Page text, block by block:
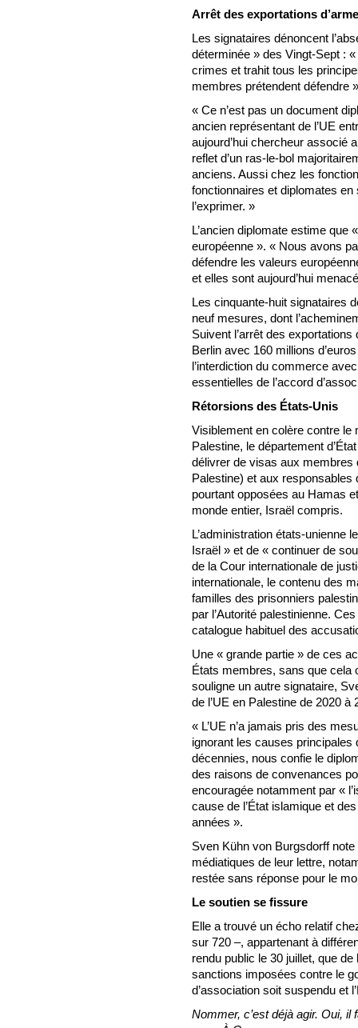
Arrêt des exportations
Les signataires dénoncent
déterminée » des Vingt-Sept :
crimes et trahit tous les
membres prétendent défendre
« Ce n’est pas un document
ancien représentant de l’UE
aujourd’hui chercheur associé
reflet d’un ras-le-bol
anciens. Aussi chez les
fonctionnaires et diplomates
l’exprimer. »
L’ancien diplomate estime que
européenne ». « Nous avons
défendre les valeurs
et elles sont aujourd’hui
Les cinquante-huit signataires
neuf mesures, dont
Suivent l’arrêt des
Berlin avec 160 millions
l’interdiction du commerce
essentielles de l’accord
Rétorsions des États-Unis
Visiblement en colère contre le
Palestine, le département
délivrer de visas aux membres
Palestine) et aux responsables
pourtant opposées au Hamas
monde entier, Israël compris.
L’administration états-unienne
Israël » et de « continuer de
de la Cour internationale de
internationale, le contenu des
familles des prisonniers
par l’Autorité palestinienne.
catalogue habituel des
Une « grande partie » de ces
États membres, sans que cela
souligne un autre signataire,
de l’UE en Palestine de 2020 à
« L’UE n’a jamais pris des
ignorant les causes principales
décennies, nous confie le
des raisons de convenances
encouragée notamment par «
cause de l’État islamique et
années ».
Sven Kühn von Burgsdorff
médiatiques de leur lettre,
restée sans réponse pour le
Le soutien se fissure
Elle a trouvé un écho relatif
sur 720 –, appartenant à
rendu public le 30 juillet, que
sanctions imposées contre le
d’association soit suspendu et
Nommer, c’est déjà agir. Oui, il